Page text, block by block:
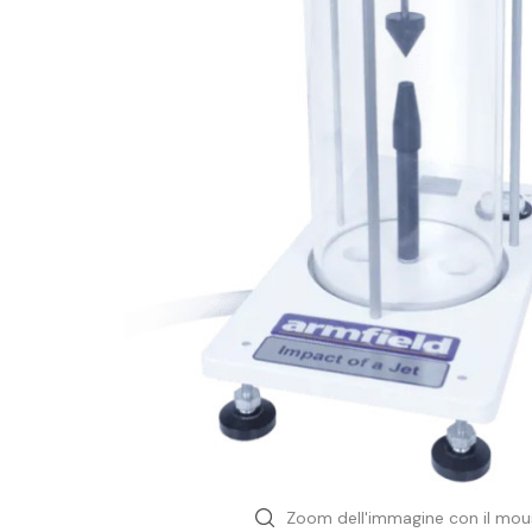
Zoom dell'immagine con il